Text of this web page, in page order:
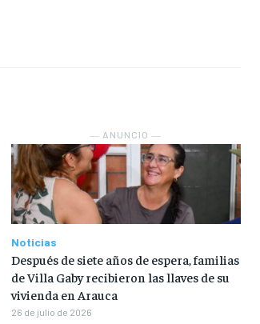
― ANUNCIO ―
Noticias
Después de siete años de espera, familias
de Villa Gaby recibieron las llaves de su
vivienda en Arauca
26 de julio de 2026